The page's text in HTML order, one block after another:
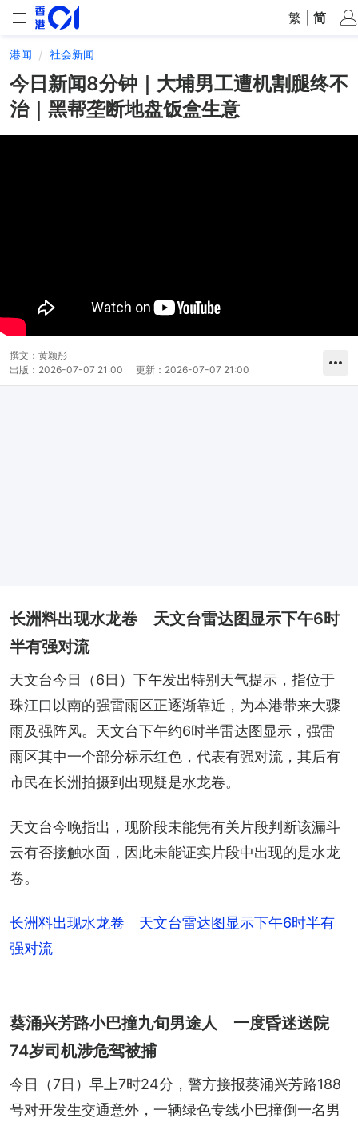
繁 简
港闻 社会新闻
今日新闻8分钟｜大埔男工遭机割腿终不
治｜黑帮垄断地盘饭盒生意
撰文： 黄颖彤
出版： 2026-07-07 21:00 更新： 2026-07-07 21:00
长洲料出现水龙卷 天文台雷达图显示下午6时
半有强对流
天文台今日（6日）下午发出特别天气提示，指位于
珠江口以南的强雷雨区正逐渐靠近，为本港带来大骤
雨及强阵风。天文台下午约6时半雷达图显示，强雷
雨区其中一个部分标示红色，代表有强对流，其后有
市民在长洲拍摄到出现疑是水龙卷。
天文台今晚指出，现阶段未能凭有关片段判断该漏斗
云有否接触水面，因此未能证实片段中出现的是水龙
卷。
长洲料出现水龙卷 天文台雷达图显示下午6时半有
强对流
葵涌兴芳路小巴撞九旬男途人 一度昏迷送院
74岁司机涉危驾被捕
今日（7日）早上7时24分，警方接报葵涌兴芳路188
号对开发生交通意外，一辆绿色专线小巴撞倒一名男